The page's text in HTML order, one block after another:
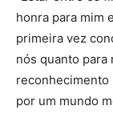
honra para mim
primeira vez
nós quanto para
reconhecimento
por um mundo